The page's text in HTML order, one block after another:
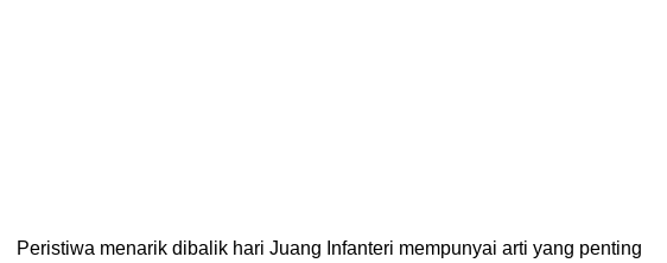
Peristiwa menarik dibalik hari Juang Infanteri mempunyai arti yang penting